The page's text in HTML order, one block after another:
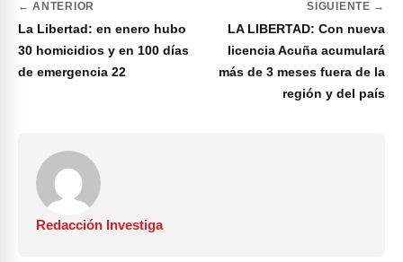
← ANTERIOR
La Libertad: en enero hubo
30 homicidios y en 100 días
de emergencia 22
SIGUIENTE →
LA LIBERTAD: Con nueva
licencia Acuña acumulará
más de 3 meses fuera de la
región y del país
Redacción Investiga